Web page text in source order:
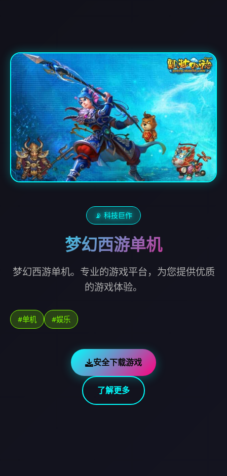
📡 科技巨作
梦幻西游单机
梦幻西游单机。专业的游戏平台，为您提供优质
的游戏体验。
#单机 #娱乐
安全下载游戏
了解更多